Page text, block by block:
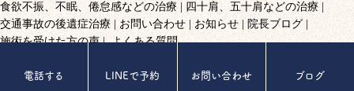
電話する LINEで予約 お問い合わせ ブログ
食欲不振、不眠、倦怠感などの治療
四十肩、五十肩などの治療
交通事故の後遺症治療
お問い合わせ お知らせ
院長ブログ
施術を受けた方の声
よくある質問